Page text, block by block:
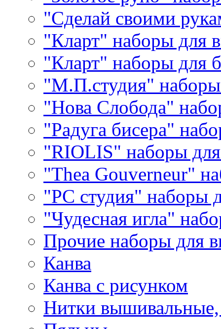
"Сделай своими
"Кларт" наборы для
"Кларт" наборы для
"М.П.студия"
"Нова Слобода"
"Радуга бисера"
"RIOLIS" наборы
"Thea Gouverneur"
"РС студия" наборы
"Чудесная игла"
Прочие наборы для
Канва
Канва с рисунком
Нитки